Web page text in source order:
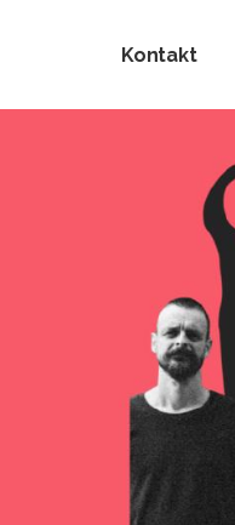
Kontakt